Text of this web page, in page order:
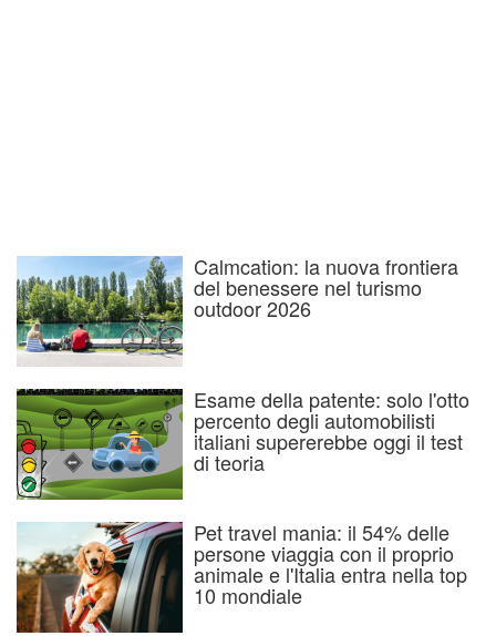
Calmcation: la nuova frontiera
del benessere nel turismo
outdoor 2026
Esame della patente: solo l'otto
percento degli automobilisti
italiani supererebbe oggi il test
di teoria
Pet travel mania: il 54% delle
persone viaggia con il proprio
animale e l'Italia entra nella top
10 mondiale